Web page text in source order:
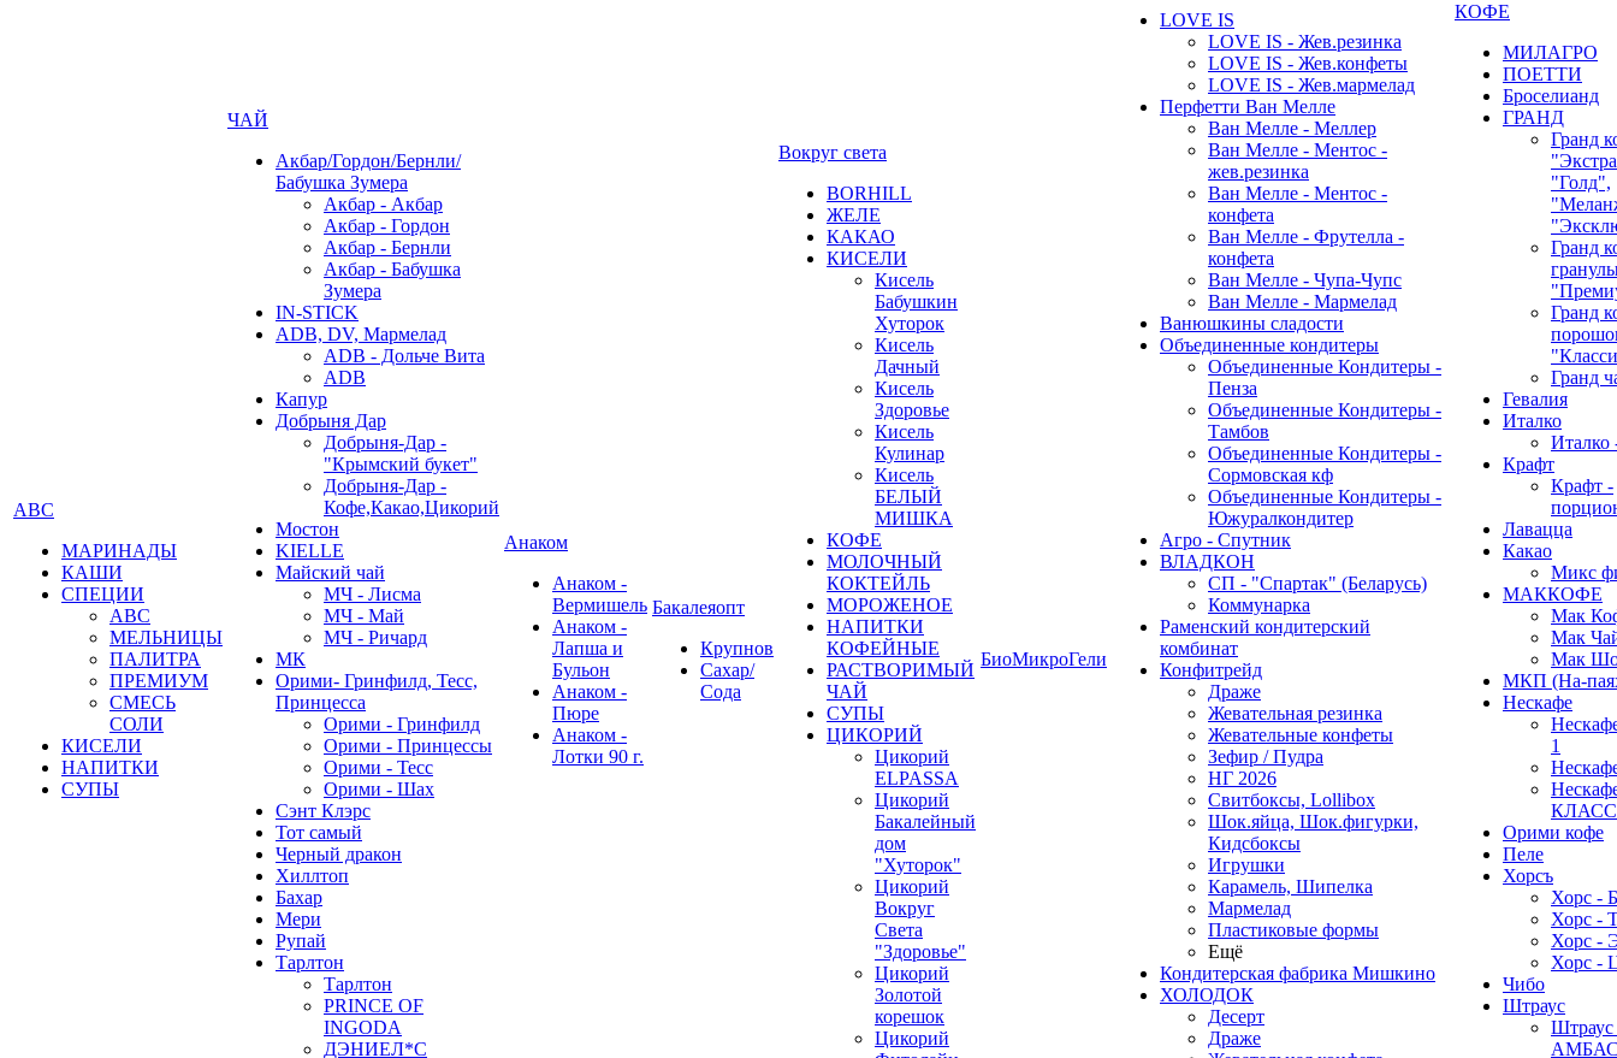
АВС
МАРИНАДЫ
КАШИ
СПЕЦИИ
АВС
МЕЛЬНИЦЫ
ПАЛИТРА
ПРЕМИУМ
СМЕСЬ
СОЛИ
КИСЕЛИ
НАПИТКИ
СУПЫ
ЧАЙ
Акбар/Гордон/Бернли/
Бабушка Зумера
Акбар - Акбар
Акбар - Гордон
Акбар - Бернли
Акбар - Бабушка
Зумера
IN-STICK
ADB, DV, Мармелад
ADB - Дольче Вита
ADB
Капур
Добрыня Дар
Добрыня-Дар -
"Крымский букет"
Добрыня-Дар -
Кофе,Какао,Цикорий
Мостон
KIELLE
Майский чай
МЧ - Лисма
МЧ - Май
МЧ - Ричард
МК
Орими- Гринфилд, Тесс,
Принцесса
Орими - Гринфилд
Орими - Принцессы
Орими - Тесс
Орими - Шах
Сэнт Клэрс
Тот самый
Черный дракон
Хиллтоп
Бахар
Мери
Рупай
Тарлтон
Тарлтон
PRINCE OF
INGODA
ДЭНИЕЛ*С
Анаком
Анаком -
Вермишель
Анаком -
Лапша и
Бульон
Анаком -
Пюре
Анаком -
Лотки 90 г.
Бакалеяопт
Крупнов
Сахар/
Сода
Вокруг света
BORHILL
ЖЕЛЕ
КАКАО
КИСЕЛИ
Кисель
Бабушкин
Хуторок
Кисель
Дачный
Кисель
Здоровье
Кисель
Кулинар
Кисель
БЕЛЫЙ
МИШКА
КОФЕ
МОЛОЧНЫЙ
КОКТЕЙЛЬ
МОРОЖЕНОЕ
НАПИТКИ
КОФЕЙНЫЕ
РАСТВОРИМЫЙ
ЧАЙ
СУПЫ
ЦИКОРИЙ
Цикорий
ELPASSA
Цикорий
Бакалейный
дом
"Хуторок"
Цикорий
Вокруг
Света
"Здоровье"
Цикорий
Золотой
корешок
Цикорий
БиоМикроГели
LOVE IS
LOVE IS - Жев.резинка
LOVE IS - Жев.конфеты
LOVE IS - Жев.мармелад
Перфетти Ван Мелле
Ван Мелле - Меллер
Ван Мелле - Ментос -
жев.резинка
Ван Мелле - Ментос -
конфета
Ван Мелле - Фрутелла -
конфета
Ван Мелле - Чупа-Чупс
Ван Мелле - Мармелад
Ванюшкины сладости
Объединенные кондитеры
Объединенные Кондитеры -
Пенза
Объединенные Кондитеры -
Тамбов
Объединенные Кондитеры -
Сормовская кф
Объединенные Кондитеры -
Южуралкондитер
Агро - Спутник
ВЛАДКОН
СП - "Спартак" (Беларусь)
Коммунарка
Раменский кондитерский
комбинат
Конфитрейд
Драже
Жевательная резинка
Жевательные конфеты
Зефир / Пудра
НГ 2026
Свитбоксы, Lollibox
Шок.яйца, Шок.фигурки,
Кидсбоксы
Игрушки
Карамель, Шипелка
Мармелад
Пластиковые формы
Ещё
Кондитерская фабрика Мишкино
ХОЛОДОК
Десерт
Драже
КОФЕ
МИЛАГРО
ПОЕТТИ
Броселианд
ГРАНД
Гранд
"Голд",
Гранд
Гранд
Гранд
Гевалия
Италко
Италко
Крафт
Крафт -
Лавацца
Какао
Микс
МАККОФЕ
Мак
Мак
Мак
МКП (На-
Нескафе
1
Орими кофе
Пеле
Хорсъ
Хорс -
Хорс -
Хорс -
Хорс -
Чибо
Штраус
Штраус